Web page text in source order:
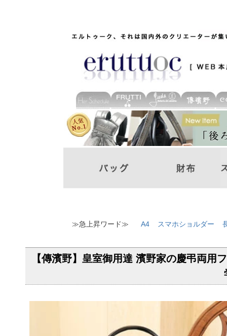
≫急上昇ワード≫ A4 スマホショルダー
【傳濱野】皇室御用達 濱野家の慶弔両